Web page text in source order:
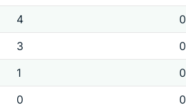
4
0
3
0
1
0
0
0